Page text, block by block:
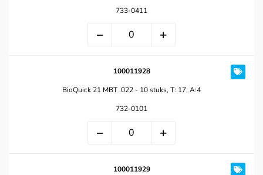
733-0411
100011928
BioQuick 21 MBT .022 - 10 stuks, T: 17, A:4
732-0101
100011929